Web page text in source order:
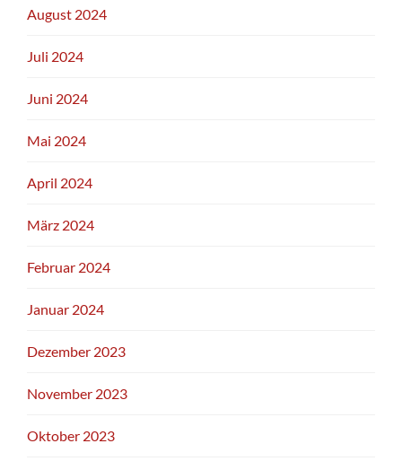
August 2024
Juli 2024
Juni 2024
Mai 2024
April 2024
März 2024
Februar 2024
Januar 2024
Dezember 2023
November 2023
Oktober 2023